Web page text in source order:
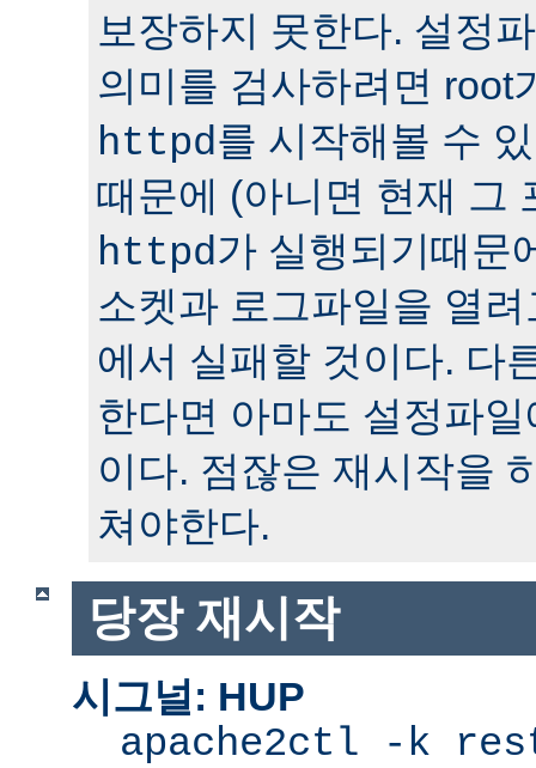
보장하지 못한다. 설정
의미를 검사하려면 root
httpd를 시작해볼 수
때문에 (아니면 현재 그
httpd가 실행되기때문
소켓과 로그파일을 열
에서 실패할 것이다. 다
한다면 아마도 설정파
이다. 점잖은 재시작을
쳐야한다.
당장 재시작
시그널: HUP
apache2ctl -k